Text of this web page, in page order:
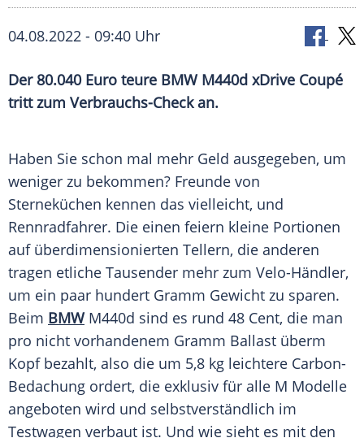
04.08.2022 - 09:40 Uhr
Der 80.040 Euro teure BMW M440d xDrive Coupé
tritt zum Verbrauchs-Check an.
Haben Sie schon mal mehr Geld ausgegeben, um
weniger zu bekommen? Freunde von
Sterneküchen kennen das vielleicht, und
Rennradfahrer. Die einen feiern kleine Portionen
auf überdimensionierten Tellern, die anderen
tragen etliche Tausender mehr zum Velo-Händler,
um ein paar hundert Gramm Gewicht zu sparen.
Beim BMWM440d sind es rund 48 Cent, die man
pro nicht vorhandenem Gramm Ballast überm
Kopf bezahlt, also die um 5,8 kg leichtere Carbon-
Bedachung ordert, die exklusiv für alle M Modelle
angeboten wird und selbstverständlich im
Testwagen verbaut ist. Und wie sieht es mit den